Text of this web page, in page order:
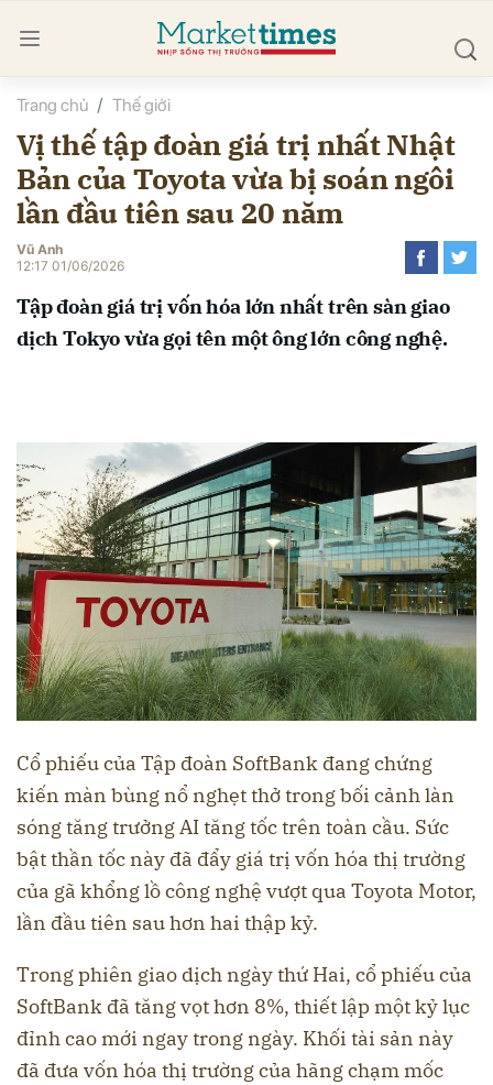
Trang chủ Thế giới
Vị thế tập đoàn giá trị nhất Nhật
Bản của Toyota vừa bị soán ngôi
lần đầu tiên sau 20 năm
Vũ Anh
12:17 01/06/2026
Tập đoàn giá trị vốn hóa lớn nhất trên sàn giao
dịch Tokyo vừa gọi tên một ông lớn công nghệ.
Cổ phiếu của Tập đoàn SoftBank đang chứng
kiến màn bùng nổ nghẹt thở trong bối cảnh làn
sóng tăng trưởng AI tăng tốc trên toàn cầu. Sức
bật thần tốc này đã đẩy giá trị vốn hóa thị trường
của gã khổng lồ công nghệ vượt qua Toyota Motor,
lần đầu tiên sau hơn hai thập kỷ.
Trong phiên giao dịch ngày thứ Hai, cổ phiếu của
SoftBank đã tăng vọt hơn 8%, thiết lập một kỷ lục
đỉnh cao mới ngay trong ngày. Khối tài sản này
đã đưa vốn hóa thị trường của hãng chạm mốc
luận